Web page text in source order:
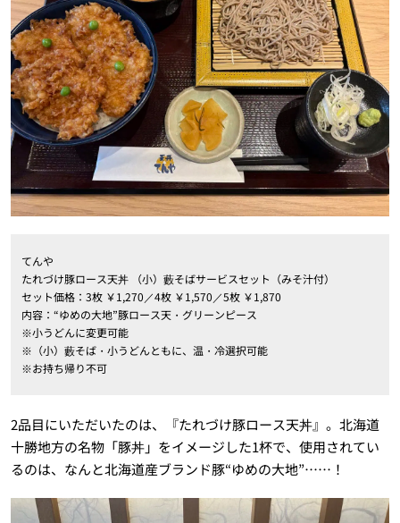
てんや
たれづけ豚ロース天丼 （小）藪そばサービスセット（みそ汁付）
セット価格：3枚 ￥1,270／4枚 ￥1,570／5枚 ￥1,870
内容：“ゆめの大地”豚ロース天・グリーンピース
※小うどんに変更可能
※（小）藪そば・小うどんともに、温・冷選択可能
※お持ち帰り不可
2品目にいただいたのは、『たれづけ豚ロース天丼』。北海道
十勝地方の名物「豚丼」をイメージした1杯で、使用されてい
るのは、なんと北海道産ブランド豚“ゆめの大地”……！